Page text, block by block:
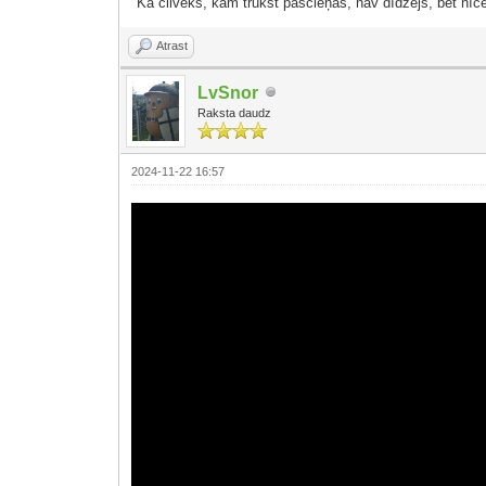
Atrast
LvSnor
Raksta daudz
2024-11-22 16:57